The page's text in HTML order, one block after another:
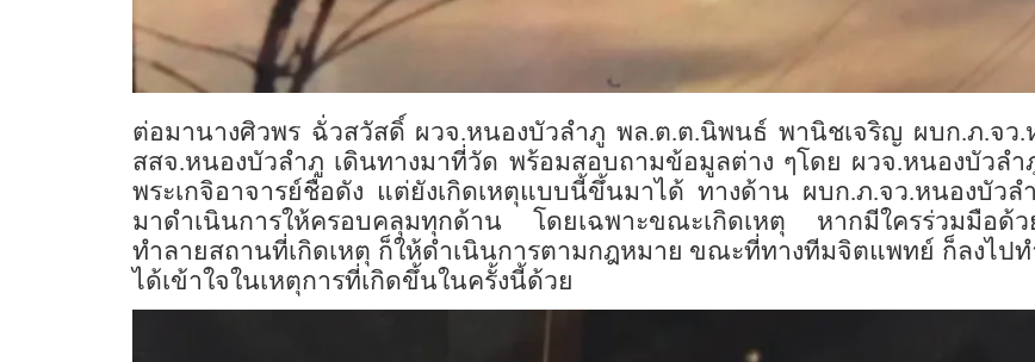
ต่อมานางศิวพร ฉั่วสวัสดิ์ ผวจ.หนองบัวลำภู พล.ต.ต.นิพนธ์ พานิชเจริญ ผบก.ภ.จ
สสจ.หนองบัวลำภู เดินทางมาที่วัด พร้อมสอบถามข้อมูลต่าง ๆโดย ผวจ.หนองบัวล
พระเกจิอาจารย์ชื่อดัง แต่ยังเกิดเหตุแบบนี้ขึ้นมาได้ ทางด้าน ผบก.ภ.จว.หนองบัวล
มาดำเนินการให้ครอบคลุมทุกด้าน โดยเฉพาะขณะเกิดเหตุ หากมีใครร่วมมือด้ว
ทำลายสถานที่เกิดเหตุ ก็ให้ดำเนินการตามกฎหมาย ขณะที่ทางทีมจิตแพทย์ ก็ลงไป
ได้เข้าใจในเหตุการที่เกิดขึ้นในครั้งนี้ด้วย